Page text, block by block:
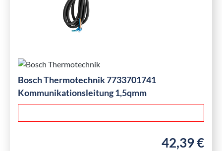
Bosch Thermotechnik 7733701741
Kommunikationsleitung 1,5qmm
Regulärer
42,39 €